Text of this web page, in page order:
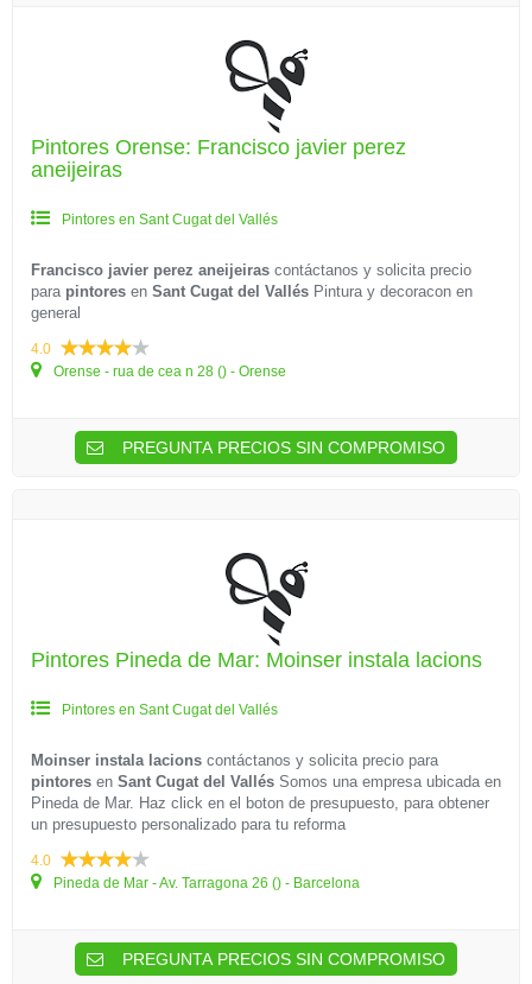
Pintores Orense: Francisco javier perez
aneijeiras
Pintores en Sant Cugat del Vallés
Francisco javier perez aneijeiras contáctanos y solicita precio
para pintores en Sant Cugat del Vallés Pintura y decoracon en
general
4.0
Orense - rua de cea n 28 () - Orense
PREGUNTA PRECIOS SIN COMPROMISO
Pintores Pineda de Mar: Moinser instala lacions
Pintores en Sant Cugat del Vallés
Moinser instala lacions contáctanos y solicita precio para
pintores en Sant Cugat del Vallés Somos una empresa ubicada en
Pineda de Mar. Haz click en el boton de presupuesto, para obtener
un presupuesto personalizado para tu reforma
4.0
Pineda de Mar - Av. Tarragona 26 () - Barcelona
PREGUNTA PRECIOS SIN COMPROMISO